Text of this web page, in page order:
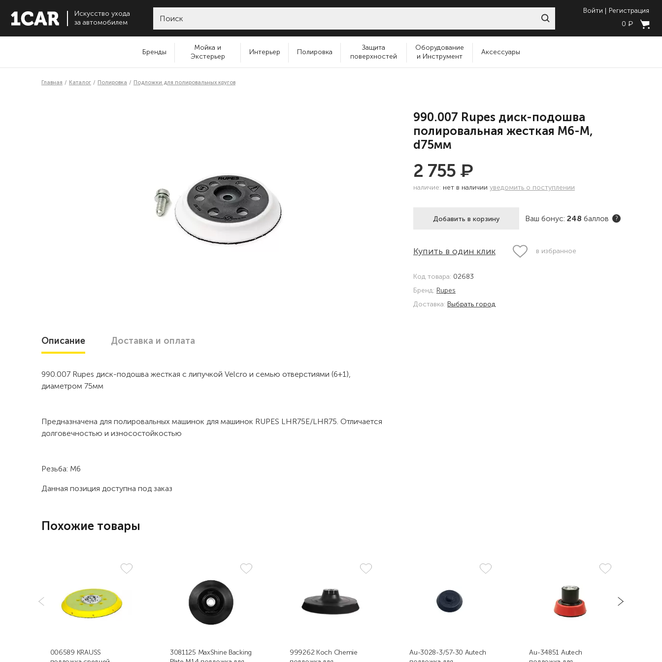
Искусство ухода
за автомобилем
Войти
Регистрация
0 ₽
Бренды
Мойка и
Экстерьер
Интерьер Полировка
Защита
поверхностей
Оборудование
и Инструмент
Аксессуары
Главная Каталог Полировка Подложки для полировальных кругов
990.007 Rupes диск-подошва
полировальная жесткая М6-М,
d75мм
2 755 ₽
наличие: нет в наличии уведомить о поступлении
Добавить в корзину Ваш бонус: 248 баллов ?
Купить в один клик в избранное
Код товара: 02683
Бренд: Rupes
Доставка: Выбрать город
Описание Доставка и оплата
990.007 Rupes диск-подошва жесткая с липучкой Velcro и семью отверстиями (6+1),
диаметром 75мм
Предназначена для полировальных машинок для машинок RUPES LHR75E/LHR75. Отличается
долговечностью и износостойкостью
Резьба: М6
Данная позиция доступна под заказ
Похожие товары
006589 KRAUSS
3081125 MaxShine Backing
999262 Koch Chemie
Au-3028-3/57-30 Autech
Au-34851 Autech